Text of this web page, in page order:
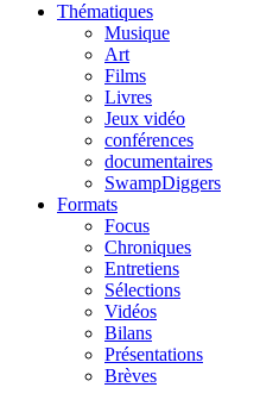
Thématiques
Musique
Art
Films
Livres
Jeux vidéo
conférences
documentaires
SwampDiggers
Formats
Focus
Chroniques
Entretiens
Sélections
Vidéos
Bilans
Présentations
Brèves